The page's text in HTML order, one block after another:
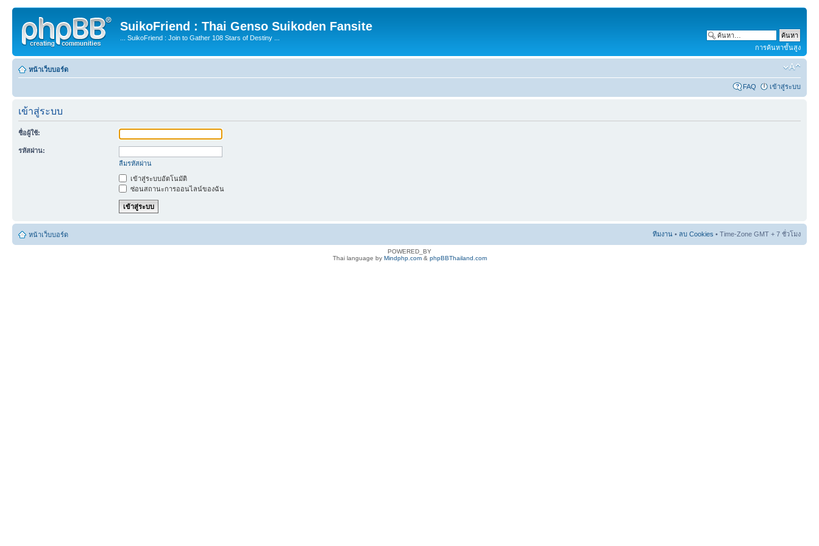
SuikoFriend : Thai Genso Suikoden Fansite
... SuikoFriend : Join to Gather 108 Stars of Destiny ...
การค้นหาขั้นสูง
หน้าเว็บบอร์ด
FAQ เข้าสู่ระบบ
เข้าสู่ระบบ
ชื่อผู้ใช้:
รหัสผ่าน:
ลืมรหัสผ่าน
เข้าสู่ระบบอัตโนมัติ
ซ่อนสถานะการออนไลน์ของฉัน
หน้าเว็บบอร์ด ทีมงาน • ลบ Cookies • Time-Zone GMT + 7 ชั่วโมง
POWERED_BY
Thai language by Mindphp.com& phpBBThailand.com